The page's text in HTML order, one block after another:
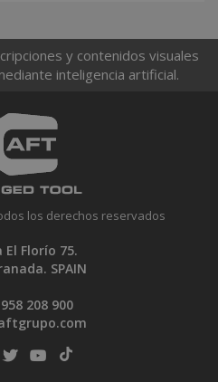
y contenidos visuales
inteligencia artificial.
los derechos reservados
El Florío 75.
SPAIN
958 208 900